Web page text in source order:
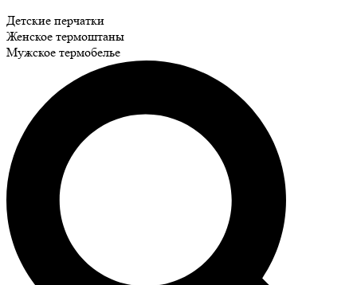
Детские перчатки
Женское термоштаны
Мужское термобелье